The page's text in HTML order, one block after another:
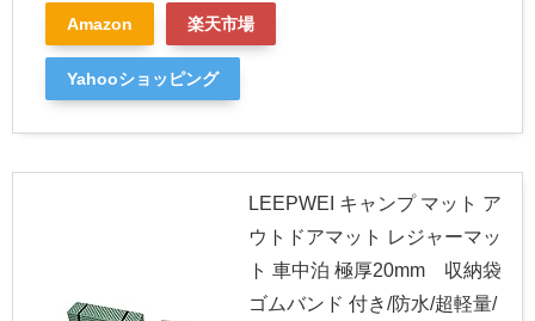
Amazon 楽天市場
Yahooショッピング
LEEPWEI キャンプ マット ア
ウトドアマット レジャーマッ
ト 車中泊 極厚20mm 収納袋
ゴムバンド 付き/防水/超軽量/